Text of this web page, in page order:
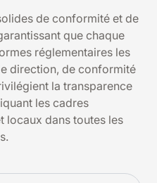
de conformité et de
que chaque
réglementaires les
direction, de conformité
la transparence
les cadres
locaux dans toutes les